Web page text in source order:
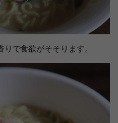
で食欲がそそります。